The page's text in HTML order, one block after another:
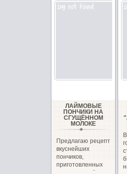
ЛАЙМОВЫЕ
ПОНЧИКИ НА
СГУЩЁННОМ
МОЛОКЕ
Предлагаю рецепт
вкуснейших
пончиков,
приготовленных
на сгущённом